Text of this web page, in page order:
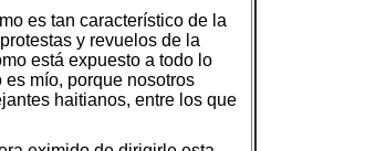
es tan característico de la
y revuelos de la
está expuesto a todo lo
mío, porque nosotros
haitianos, entre los que